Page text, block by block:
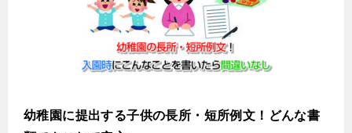
幼稚園に提出する子供の長所・短所例文！どんな書